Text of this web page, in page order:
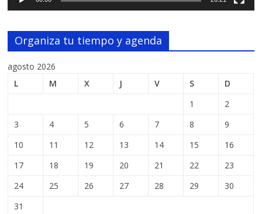
Organiza tu tiempo y agenda
agosto 2026
L
M X J V S
D
1
2
3
4 5 6 7 8
9
10
11 12 13 14 15
16
17
18 19 20 21 22
23
24
25 26 27 28 29
30
31